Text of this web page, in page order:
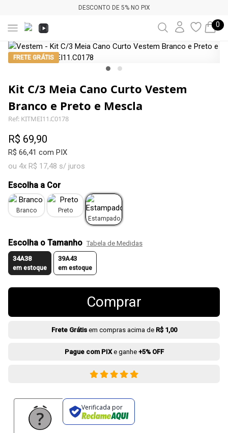
DESCONTO DE 5% NO PIX
0
FRETE GRÁTIS
Kit C/3 Meia Cano Curto Vestem
Branco e Preto e Mescla
Ref: KITMEI11.C0178
R$ 69,90
R$ 66,41 com PIX
ou 4x R$ 17,48 s/ juros
Escolha a Cor
Branco
Preto
Estampado
Escolha o Tamanho Tabela de Medidas
34A38
em estoque
39A43
em estoque
Comprar
Frete Grátisem compras acima de R$ 1,00
Pague com PIXe ganhe +5% OFF
Verificada por